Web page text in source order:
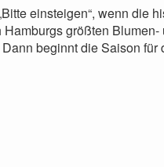
einsteigen“, wenn die
größten
beginnt die Saison für